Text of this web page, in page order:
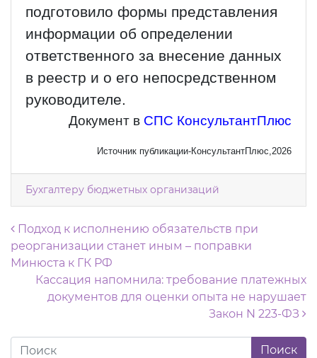
подготовило формы представления
информации об определении
ответственного за внесение данных
в реестр и о его непосредственном
руководителе.
Документ в СПС КонсультантПлюс
Источник публикации-КонсультантПлюс,2026
Бухгалтеру бюджетных организаций
Навигация по записям
Подход к исполнению обязательств при
реорганизации станет иным – поправки
Минюста к ГК РФ
Кассация напомнила: требование платежных
документов для оценки опыта не нарушает
Закон N 223-ФЗ